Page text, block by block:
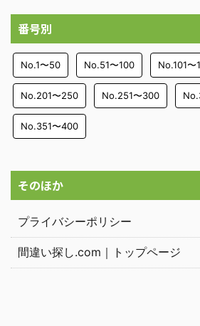
番号別
No.1〜50 No.51〜100 No.101〜
No.201〜250 No.251〜300
No.351〜400
そのほか
プライバシーポリシー
間違い探し.com｜トップページ